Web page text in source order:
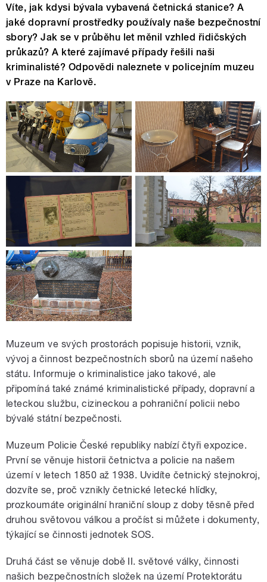
Víte, jak kdysi bývala vybavená četnická stanice? A
jaké dopravní prostředky používaly naše bezpečnostní
sbory? Jak se v průběhu let měnil vzhled řidičských
průkazů? A které zajímavé případy řešili naši
kriminalisté? Odpovědi naleznete v policejním muzeu
v Praze na Karlově.
Muzeum ve svých prostorách popisuje historii, vznik,
vývoj a činnost bezpečnostních sborů na území našeho
státu. Informuje o kriminalistice jako takové, ale
připomíná také známé kriminalistické případy, dopravní a
leteckou službu, cizineckou a pohraniční policii nebo
bývalé státní bezpečnosti.
Muzeum Policie České republiky nabízí čtyři expozice.
První se věnuje historii četnictva a policie na našem
území v letech 1850 až 1938. Uvidíte četnický stejnokroj,
dozvíte se, proč vznikly četnické letecké hlídky,
prozkoumáte originální hraniční sloup z doby těsně před
druhou světovou válkou a pročíst si můžete i dokumenty,
týkající se činnosti jednotek SOS.
Druhá část se věnuje době II. světové války, činnosti
našich bezpečnostních složek na území Protektorátu